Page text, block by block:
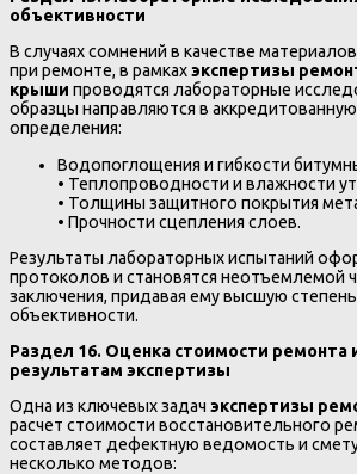
объективности
В случаях сомнений в качестве
при ремонте, в рамкахэкспертизы
крыши проводятся лабораторные
образцы направляются в
определения:
Водопоглощения и гибкости
• Теплопроводности и влажности
• Толщины защитного покрытия
• Прочности сцепления слоев.
Результаты лабораторных испытаний
протоколов и становятся неотъемлемой
заключения, придавая ему высшую
объективности.
Раздел 16. Оценка стоимости ремонта
результатам экспертизы
Одна из ключевых задач экспертизы
расчет стоимости восстановительного
составляет дефектную ведомость и
несколько методов: